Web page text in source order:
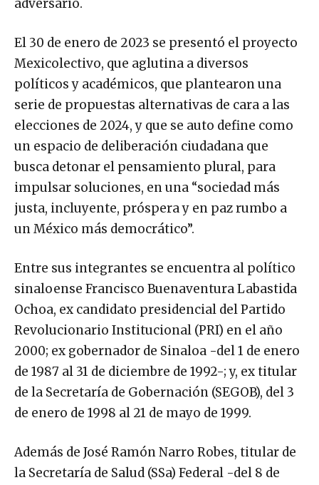
adversario.
El 30 de enero de 2023 se presentó el proyecto
Mexicolectivo, que aglutina a diversos
políticos y académicos, que plantearon una
serie de propuestas alternativas de cara a las
elecciones de 2024, y que se auto define como
un espacio de deliberación ciudadana que
busca detonar el pensamiento plural, para
impulsar soluciones, en una “sociedad más
justa, incluyente, próspera y en paz rumbo a
un México más democrático”.
Entre sus integrantes se encuentra al político
sinaloense Francisco Buenaventura Labastida
Ochoa, ex candidato presidencial del Partido
Revolucionario Institucional (PRI) en el año
2000; ex gobernador de Sinaloa -del 1 de enero
de 1987 al 31 de diciembre de 1992-; y, ex titular
de la Secretaría de Gobernación (SEGOB), del 3
de enero de 1998 al 21 de mayo de 1999.
Además de José Ramón Narro Robes, titular de
la Secretaría de Salud (SSa) Federal -del 8 de